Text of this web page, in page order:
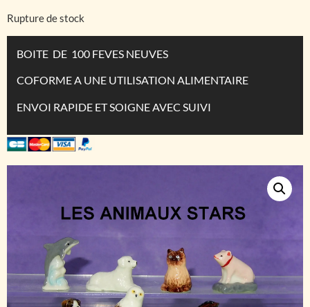
Rupture de stock
BOITE DE 100 FEVES NEUVES
COFORME A UNE UTILISATION ALIMENTAIRE
ENVOI RAPIDE ET SOIGNE AVEC SUIVI